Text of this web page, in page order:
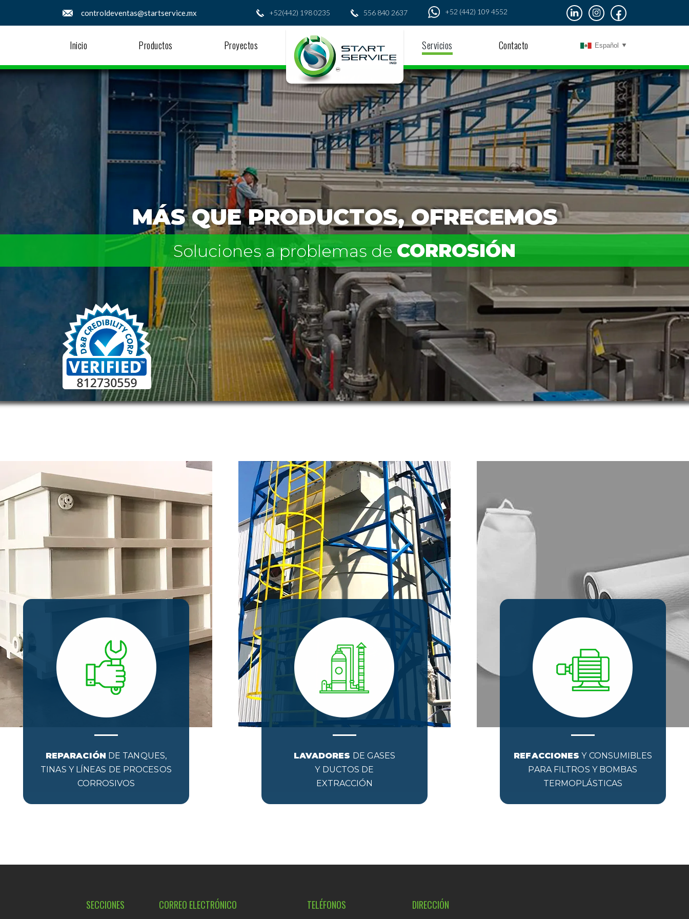
controldeventas@startservice.mx +52(442) 198 0235 556 840 2637 +52 (442) 109 4552
Inicio Productos Proyectos Servicios Contacto Español
MÁS QUE PRODUCTOS, OFRECEMOS
Soluciones a problemas de CORROSIÓN
REPARACIÓN DE TANQUES,
TINAS Y LÍNEAS DE PROCESOS
CORROSIVOS
LAVADORES DE GASES
Y DUCTOS DE
EXTRACCIÓN
REFACCIONES Y CONSUMIBLES
PARA FILTROS Y BOMBAS
TERMOPLÁSTICAS
SECCIONES CORREO ELECTRÓNICO TELÉFONOS DIRECCIÓN